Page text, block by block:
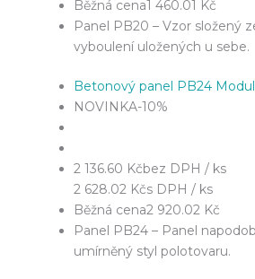
Běžná cena1 460.01 Kč
Panel PB20 – Vzor složený
vyboulení uložených u sebe.
Betonový panel PB24
NOVINKA-10%
2 136.60 Kčbez DPH / ks
2 628.02 Kčs DPH / ks
Běžná cena2 920.02 Kč
Panel PB24 – Panel
umírněný styl polotovaru.